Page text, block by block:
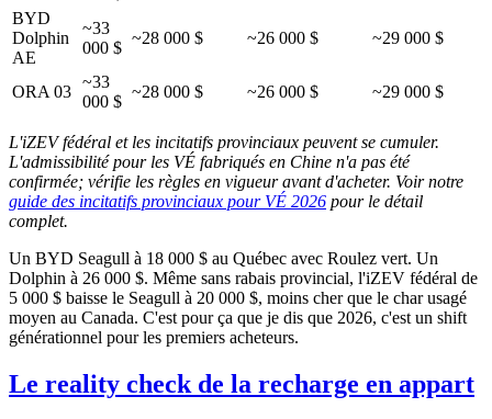
BYD
Dolphin
AE
~33
000 $
~28 000 $ ~26 000 $ ~29 000 $
ORA 03
~33
000 $
~28 000 $ ~26 000 $ ~29 000 $
L'iZEV fédéral et les incitatifs provinciaux peuvent se cumuler.
L'admissibilité pour les VÉ fabriqués en Chine n'a pas été
confirmée; vérifie les règles en vigueur avant d'acheter. Voir notre
guide des incitatifs provinciaux pour VÉ 2026 pour le détail
complet.
Un BYD Seagull à 18 000 $ au Québec avec Roulez vert. Un
Dolphin à 26 000 $. Même sans rabais provincial, l'iZEV fédéral de
5 000 $ baisse le Seagull à 20 000 $, moins cher que le char usagé
moyen au Canada. C'est pour ça que je dis que 2026, c'est un shift
générationnel pour les premiers acheteurs.
Le reality check de la recharge en appart